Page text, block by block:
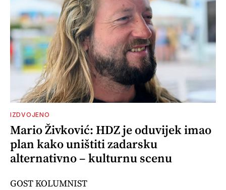
IZDVOJENO
Mario Živković: HDZ je oduvijek imao
plan kako uništiti zadarsku
alternativno – kulturnu scenu
GOST KOLUMNIST